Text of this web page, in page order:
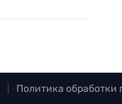
Политика